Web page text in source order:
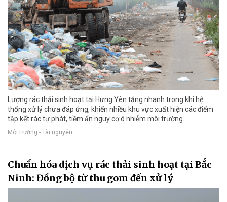
Lượng rác thải sinh hoạt tại Hưng Yên tăng nhanh trong khi hệ
thống xử lý chưa đáp ứng, khiến nhiều khu vực xuất hiện các điểm
tập kết rác tự phát, tiềm ẩn nguy cơ ô nhiễm môi trường.
Môi trường - Tài nguyên
Chuẩn hóa dịch vụ rác thải sinh hoạt tại Bắc
Ninh: Đồng bộ từ thu gom đến xử lý